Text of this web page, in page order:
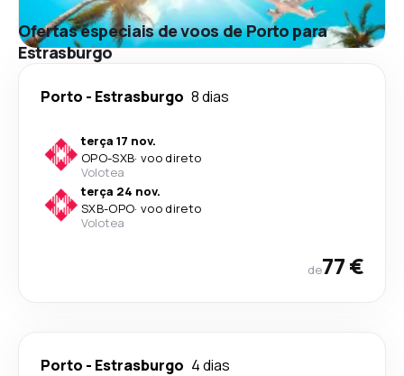
Ofertas especiais de voos de Porto para
Estrasburgo
Porto - Estrasburgo 8 dias
terça 17 nov.
OPO-SXB· voo direto
Volotea
terça 24 nov.
SXB-OPO· voo direto
Volotea
de77 €
Porto - Estrasburgo 4 dias